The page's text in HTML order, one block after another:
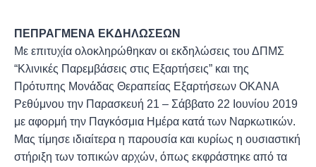
ΠΕΠΡΑΓΜΕΝΑ ΕΚΔΗΛΩΣΕΩΝ
Με επιτυχία ολοκληρώθηκαν οι εκδηλώσεις του ΔΠΜΣ
“Κλινικές Παρεμβάσεις στις Εξαρτήσεις” και της
Πρότυπης Μονάδας Θεραπείας Εξαρτήσεων ΟΚΑΝΑ
Ρεθύμνου την Παρασκευή 21 – Σάββατο 22 Ιουνίου 2019
με αφορμή την Παγκόσμια Ημέρα κατά των Ναρκωτικών.
Μας τίμησε ιδιαίτερα η παρουσία και κυρίως η ουσιαστική
στήριξη των τοπικών αρχών, όπως εκφράστηκε από τα